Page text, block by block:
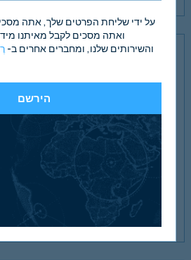
אנו מקבלים הוראה לחפש הצעות
ושלושים אלף פאונד), בכפוף לחוזה,
של11.0% , בהנחה שעלויות הרוכשים הן 3.62%.
על ידי שליחת הפרטים שלך, אתה
ואתה מסכים לקבל מאיתנו
והשירותים שלנו, ומחברים אחרים ב-
הירשם